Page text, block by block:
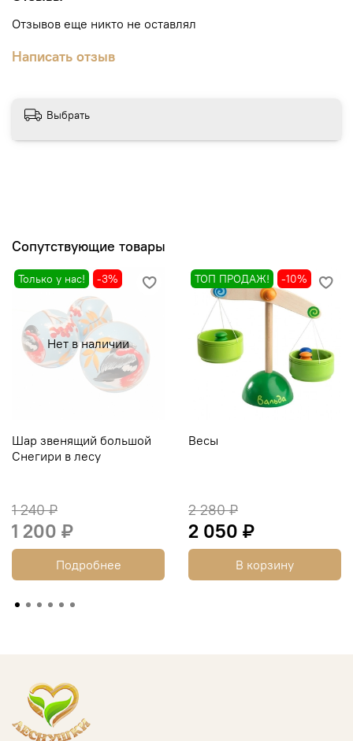
Только вперед! Вместе с нашим автобусом-
карандашницей в мир безграничной детской фантазии!
Отзывов еще никто не оставлял
Написать отзыв
Выбрать
Сопутствующие товары
Нет в наличии
Только у нас! -3%
Шар звенящий большой
Снегири в лесу
1 240 ₽
1 200 ₽
Подробнее
ТОП ПРОДАЖ! -10%
Весы
2 280 ₽
2 050 ₽
В корзину